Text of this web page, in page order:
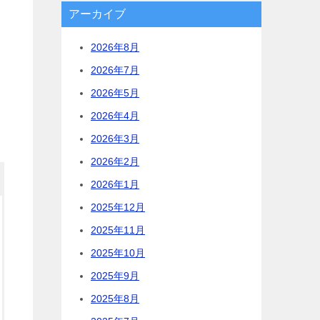
アーカイブ
2026年8月
2026年7月
2026年5月
2026年4月
2026年3月
2026年2月
2026年1月
2025年12月
2025年11月
2025年10月
2025年9月
2025年8月